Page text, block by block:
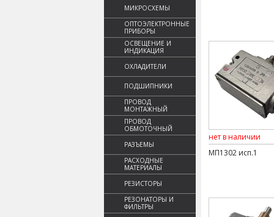
МИКРОСХЕМЫ
ОПТОЭЛЕКТРОННЫЕ
ПРИБОРЫ
ОСВЕЩЕНИЕ И
ИНДИКАЦИЯ
ОХЛАДИТЕЛИ
ПОДШИПНИКИ
ПРОВОД
МОНТАЖНЫЙ
ПРОВОД
ОБМОТОЧНЫЙ
РАЗЪЕМЫ
РАСХОДНЫЕ
МАТЕРИАЛЫ
РЕЗИСТОРЫ
РЕЗОНАТОРЫ И
ФИЛЬТРЫ
нет в наличии
МП1302 исп.1